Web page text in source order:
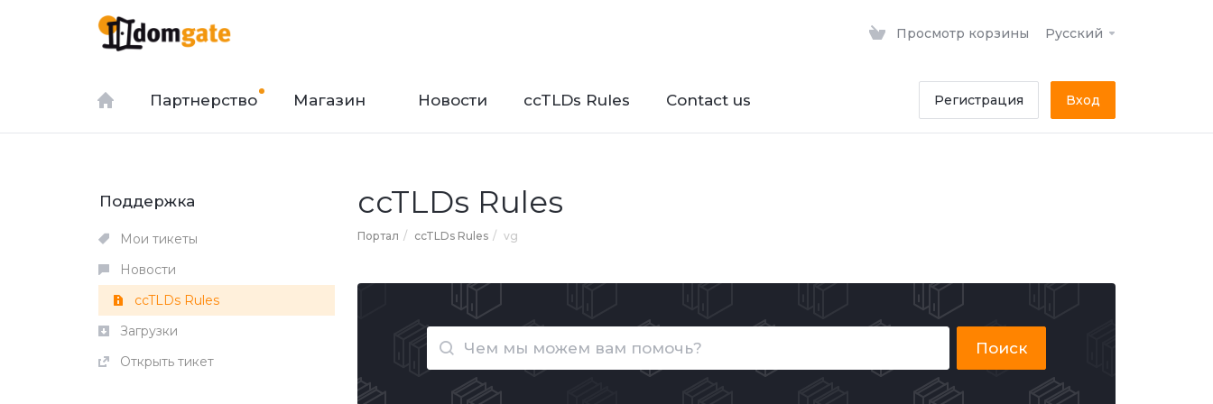
Просмотр корзины Русский
Партнерство Магазин Новости ccTLDs Rules Contact us Регистрация Вход
ccTLDs Rules
Портал ccTLDs Rules vg
Поиск
Поддержка
Мои тикеты
Новости
ccTLDs Rules
Загрузки
Открыть тикет